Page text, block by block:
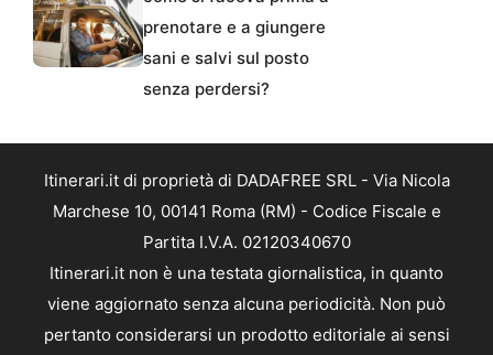
prenotare e a giungere
sani e salvi sul posto
senza perdersi?
Itinerari.it di proprietà di DADAFREE SRL - Via Nicola
Marchese 10, 00141 Roma (RM) - Codice Fiscale e
Partita I.V.A. 02120340670
Itinerari.it non è una testata giornalistica, in quanto
viene aggiornato senza alcuna periodicità. Non può
pertanto considerarsi un prodotto editoriale ai sensi